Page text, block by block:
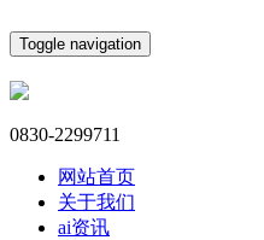
Toggle navigation
0830-2299711
网站首页
关于我们
ai资讯